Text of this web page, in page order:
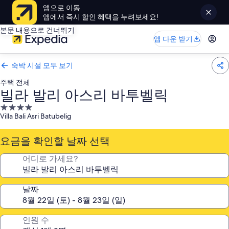
앱으로 이동
앱에서 즉시 할인 혜택을 누려보세요!
본문 내용으로 건너뛰기
앱 다운 받기
숙박 시설 모두 보기
주택 전체
빌라 발리 아스리 바투벨릭
4.0
성
급
숙
박
설
Villa Bali Asri Batubelig
요금을 확인할 날짜 선택
어디로 가세요?
날짜
인원 수